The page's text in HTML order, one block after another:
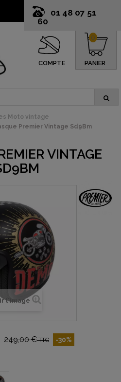
01 48 07 51
60
COMPTE PANIER
0
Moto vintage
Premier Vintage Sd9Bm
VINTAGE
l'image
249,00 €TTC -30%